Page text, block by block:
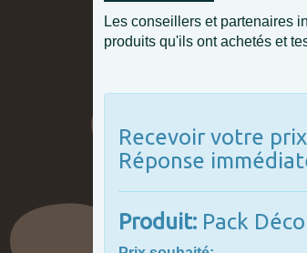
Les conseillers et partenaires
produits qu'ils ont achetés et
Recevoir votre
Réponse
Produit: Pack